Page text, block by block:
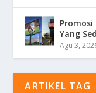
Yang
Agu 3,
ARTIKEL TAG